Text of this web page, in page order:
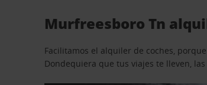
Murfreesboro Tn
Facilitamos el alquiler de coches,
Dondequiera que tus viajes te lleven,